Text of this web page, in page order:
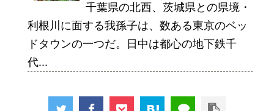
千葉県の北西、茨城県との県境・
利根川に面する我孫子は、数ある東京のベッ
ドタウンの一つだ。日中は都心の地下鉄千
代...